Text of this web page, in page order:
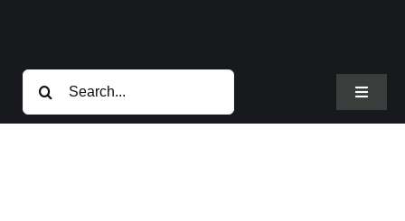
contenu
Rechercher:
Toggle